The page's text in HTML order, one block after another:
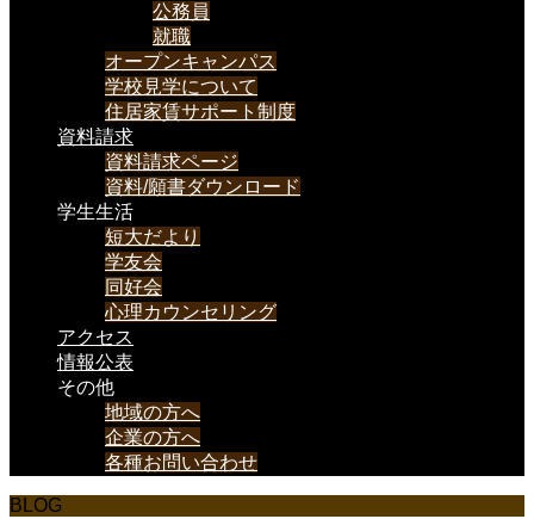
公務員
就職
オープンキャンパス
学校見学について
住居家賃サポート制度
資料請求
資料請求ページ
資料/願書ダウンロード
学生生活
短大だより
学友会
同好会
心理カウンセリング
アクセス
情報公表
その他
地域の方へ
企業の方へ
各種お問い合わせ
BLOG